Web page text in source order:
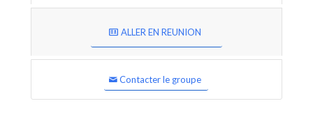
ALLER EN REUNION
Contacter le groupe